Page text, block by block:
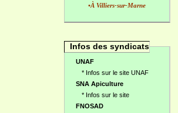
•À Villiers-sur-Marne
Infos des syndicats
UNAF
* Infos sur le site UNAF
SNA Apiculture
* Infos sur le site
FNOSAD